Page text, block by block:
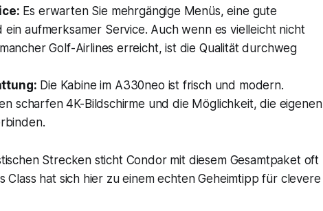
Es erwarten Sie mehrgängige Menüs, eine gute
aufmerksamer Service. Auch wenn es vielleicht nicht
Golf-Airlines erreicht, ist die Qualität durchweg
Die Kabine im A330neo ist frisch und modern.
scharfen 4K-Bildschirme und die Möglichkeit, die eigenen
Strecken sticht Condor mit diesem Gesamtpaket oft
Class hat sich hier zu einem echten Geheimtipp für clevere